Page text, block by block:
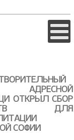
АДРЕСНОЙ
ОТКРЫЛ СБОР
ДЛЯ
СОФИИ